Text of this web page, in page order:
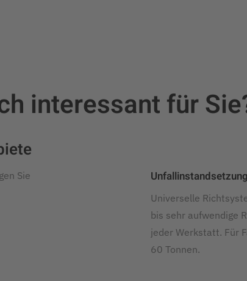
interessant für
Sie
Unfallinstandsetzung
Universelle
bis sehr aufwendige
jeder Werkstatt. Für
60 Tonnen.